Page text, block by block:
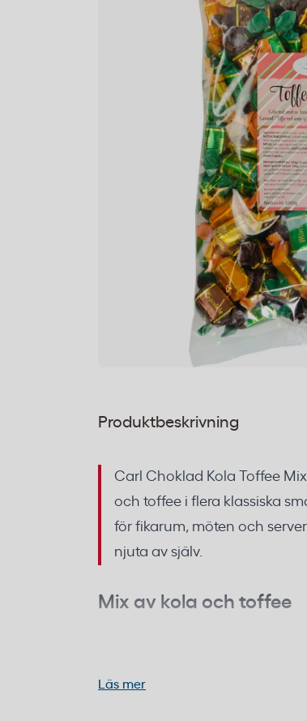
Produktbeskrivning
Carl Choklad Kola Toffee
och toffee i flera klassiska
för fikarum, möten och
njuta av själv.
Mix av kola och toffee
ger variation i både smak och
Läs mer